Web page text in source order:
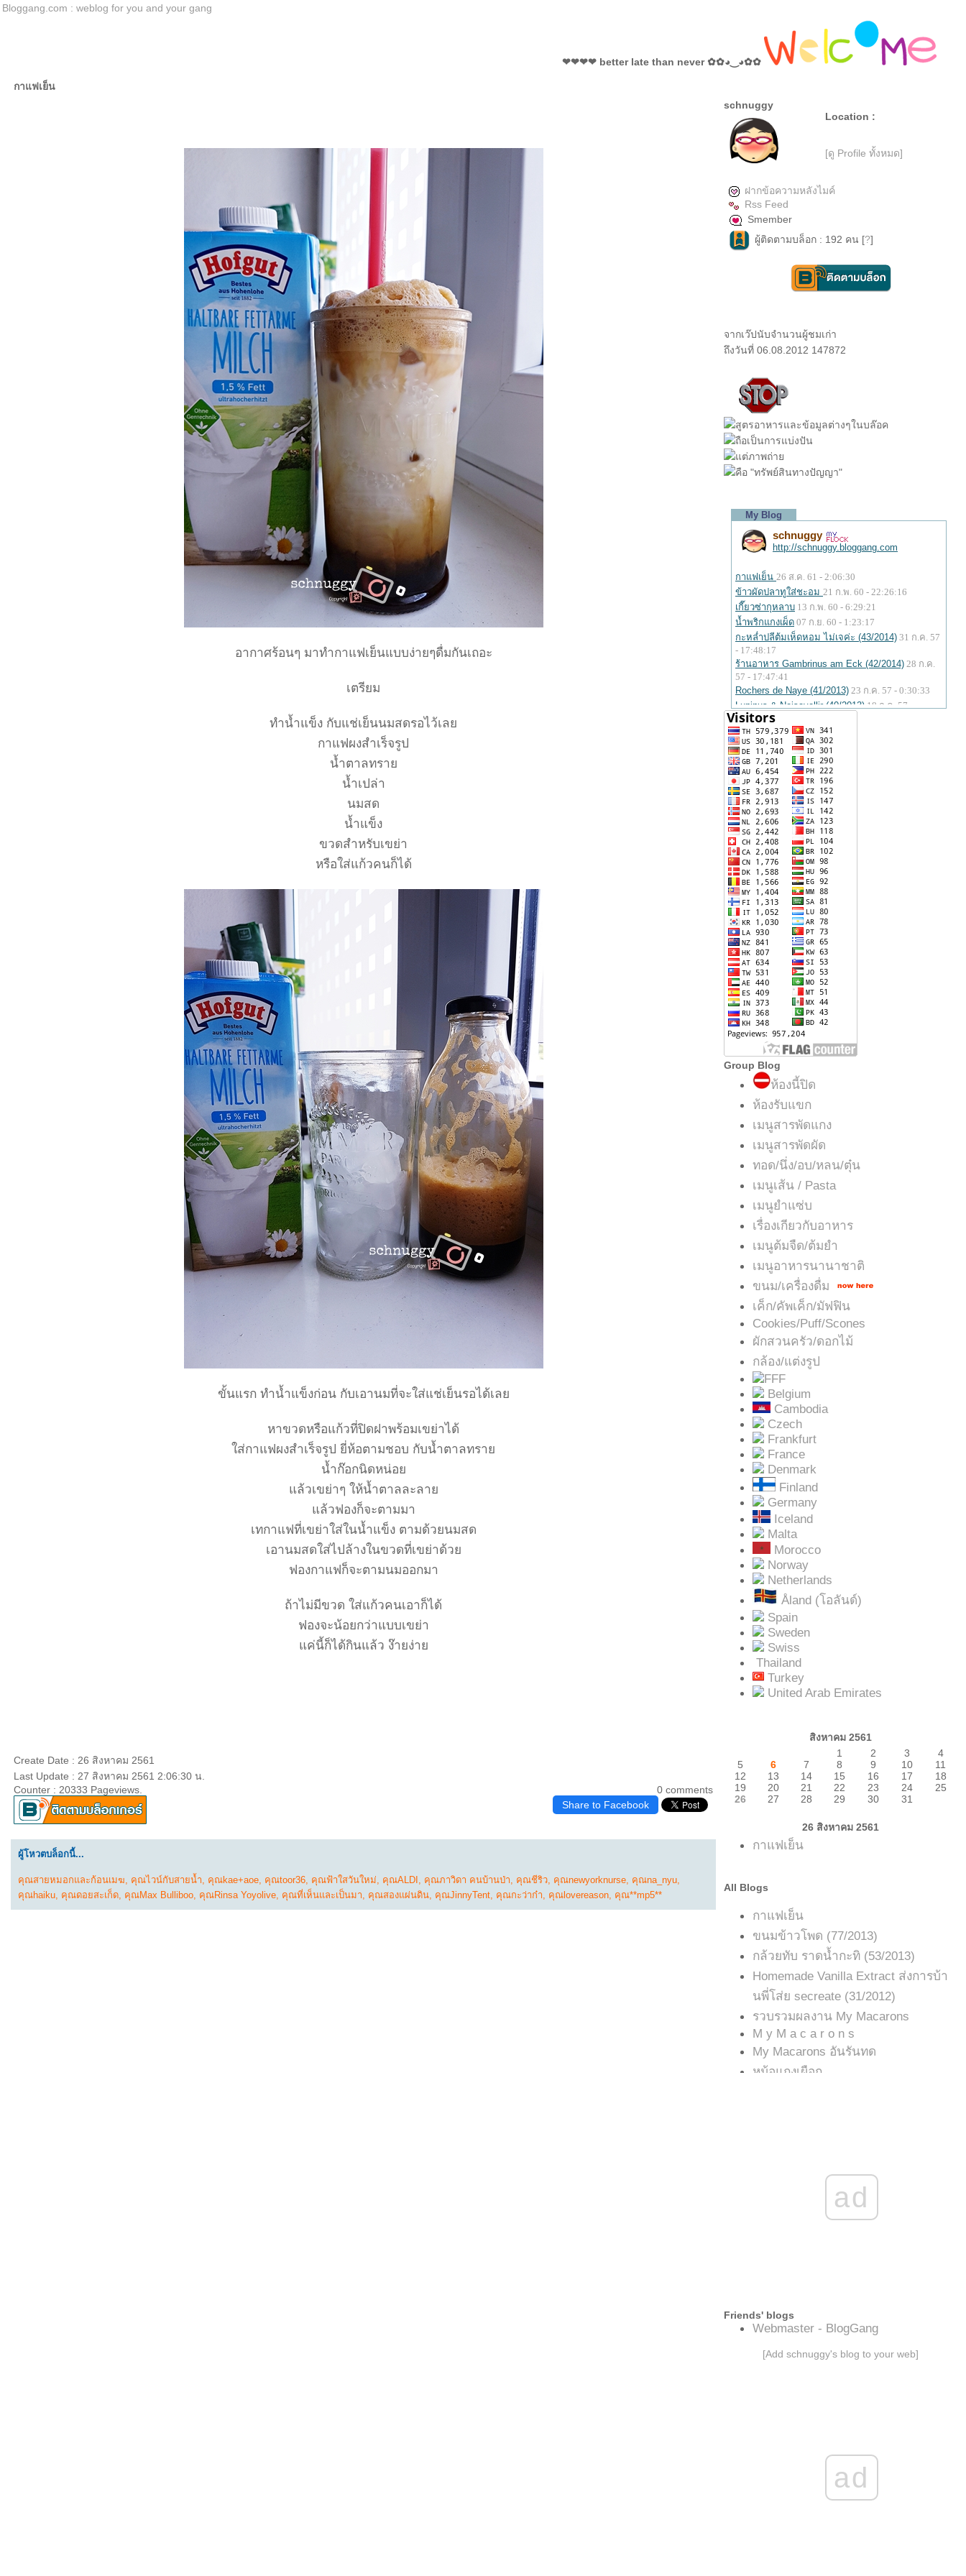
Bloggang.com : weblog for you and your gang
❤❤❤❤ better late than never ✿✿◕‿◕✿✿
กาแฟเย็น
อากาศร้อนๆ มาทำกาแฟเย็นแบบง่ายๆดื่มกันเถอะ
เตรียม
ทำน้ำแข็ง กับแช่เย็นนมสดรอไว้เล
กาแฟผงสำเร็จรูป
น้ำตาลทรา
น้ำเปล่า
นมสด
น้ำแข็ง
ขวดสำหรับเขย่า
หรือใส่แก้วคนก็ได้
ขั้นแรก ทำน้ำแข็งก่อน กับเอานมที่จะใส่แช่เย็นรอได้เล
หาขวดหรือแก้วที่ปิดฝาพร้อมเขย่าได้
ส่กาแฟผงสำเร็จรูป ยี่ห้อตามชอบ กับน้ำตาลทรา
น้ำก๊อกนิดหน่อ
ล้วเขย่าๆ ให้น้ำตาลละลา
ล้วฟองก็จะตามมา
เทกาแฟที่เขย่าใส่ในน้ำแข็ง ตามด้วยนมสด
เอานมสดใส่ไปล้างในขวดที่เขย่าด้ว
ฟองกาแฟก็จะตามนมออกมา
ถ้าไม่มีขวด ใส่แก้วคนเอาก็ได้
ฟองจะน้อยกว่าแบบเขย่า
ค่นี้ก็ได้กินแล้ว ง๊ายง่า
Create Date : 26 สิงหาคม 2561
Last Update : 27 สิงหาคม 2561 2:06:30 น.
0 comments
Counter : 20333 Pageviews.
Share to Facebook
ผู้โหวตบล็อกนี้...
คุณสายหมอกและก้อนเมฆ, คุณไวน์กับสายน้ำ, คุณkae+aoe, คุณtoor36, คุณฟ้าใสวันใหม่, คุณALDI , คุณภาวิดา คนบ้านป่า, คุณชีริว, คุณnewyorknurse, คุณna_nyu,
คุณhaiku, คุณดอยสะเก็ด, คุณMax Bulliboo, คุณRinsa Yoyolive, คุณที่เห็นและเป็นมา, คุณสองแผ่นดิน, คุณJinnyTent, คุณกะว่าก๋า, คุณlovereason, คุณ**mp5**
schnuggy
Location :
[ดู Profile ทั้งหมด]
ฝากข้อความหลังไมค์
Rss Feed
Smember
ผู้ติดตามบล็อก : 192 คน [?]
จากเว๊ปนับจำนวนผู้ชมเก่า
ถึงวันที่ 06.08.2012 147872
สูตรอาหารและข้อมูลต่างๆในบล๊อค
ถือเป็นการแบ่งปัน
ต่ภาพถ่า
คือ "ทรัพย์สินทางปัญญา"
Group Blog
ห้องนี้ปิด
ห้องรับแขก
เมนูสารพัดแกง
เมนูสารพัดผัด
ทอด/นึ่ง/อบ/หลน/ตุ๋น
เมนูเส้น / Pasta
เมนูยำแซ่บ
เรื่องเกียวกับอาหาร
เมนูต้มจืด/ต้มยำ
เมนูอาหารนานาชาติ
ขนม/เครื่องดื่ม
เค็ก/คัพเค็ก/มัฟฟิน
Cookies/Puff/Scones
ผักสวนครัว/ดอกไม้
กล้อง/แต่งรูป
FFF
Belgium
Cambodia
Czech
Frankfurt
France
Denmark
Finland
Germany
Iceland
Malta
Morocco
Norway
Netherlands
Åland (โอลันด์)
Spain
Sweden
Swiss
Thailand
Turkey
United Arab Emirates
สิงหาคม 2561
1
2 3
4
5
6 7 8 9 10
11
12
13 14 15 16 17
18
19
20 21 22 23 24
25
26
27 28 29 30 31
26 สิงหาคม 2561
กาแฟเย็น
All Blogs
กาแฟเย็น
ขนมข้าวโพด (77/2013)
กล้วยทับ ราดน้ำกะทิ (53/2013)
Homemade Vanilla Extract ส่งการบ้า
นพี่โส่ย secreate (31/2012)
รวบรวมผลงาน My Macarons
M y M a c a r o n s
My Macarons อันรันทด
หม้อแกงเผือก
ad
Friends' blogs
Webmaster - BlogGang
[Add schnuggy's blog to your web]
ad